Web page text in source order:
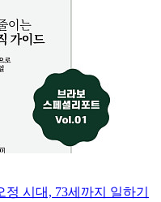
시대, 73세까지 일하기